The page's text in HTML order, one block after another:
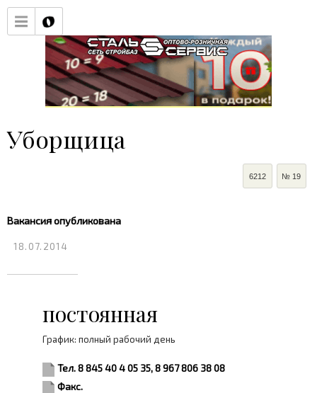
Уборщица
№ 19
6212
Вакансия опубликована
18.07.2014
постоянная
График: полный рабочий день
Тел. 8 845 40 4 05 35, 8 967 806 38 08
Факс.